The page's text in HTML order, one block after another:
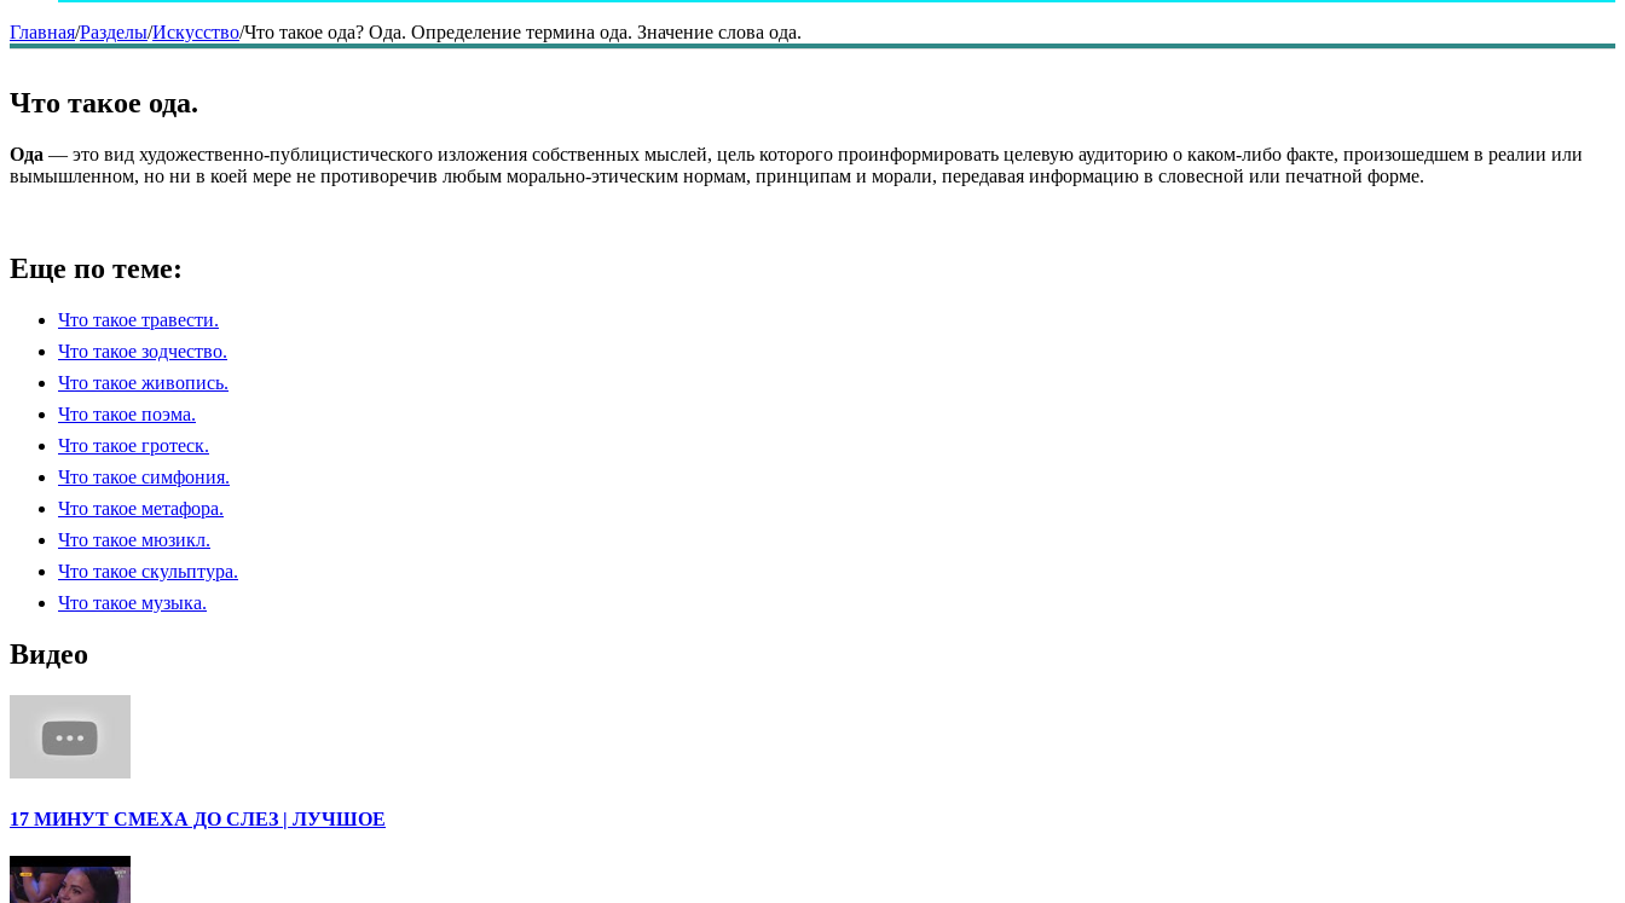
Главная/Разделы/Искусство/Что такое ода? Ода. Определение термина ода. Значение слова ода.
Что такое ода.
Ода — это вид художественно-публицистического изложения собственных мыслей, цель которого проинформировать целевую аудиторию о каком-либо факте, произошедшем в реалии или
вымышленном, но ни в коей мере не противоречив любым морально-этическим нормам, принципам и морали, передавая информацию в словесной или печатной форме.
Еще по теме:
Что такое травести.
Что такое зодчество.
Что такое живопись.
Что такое поэма.
Что такое гротеск.
Что такое симфония.
Что такое метафора.
Что такое мюзикл.
Что такое скульптура.
Что такое музыка.
Видео
17 МИНУТ СМЕХА ДО СЛЕЗ | ЛУЧШОЕ